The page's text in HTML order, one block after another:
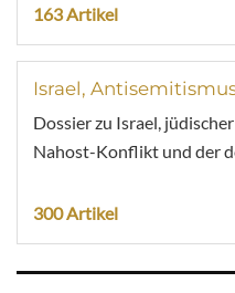
163 Artikel
Israel,
Dossier zu Israel,
Nahost-Konflikt und der
300 Artikel